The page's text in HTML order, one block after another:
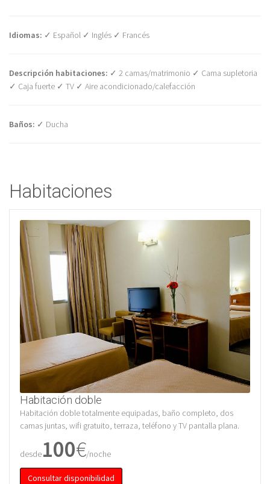
Idiomas: ✓ Español ✓ Inglés ✓ Francés
Descripción habitaciones: ✓ 2 camas/matrimonio ✓ Cama supletoria
✓ Caja fuerte ✓ TV ✓ Aire acondicionado/calefacción
Baños: ✓ Ducha
Habitaciones
Habitación doble
Habitación doble totalmente equipadas, baño completo, dos
camas juntas, wifi gratuito, terraza, teléfono y TV pantalla plana.
desde100€/noche
Consultar disponibilidad